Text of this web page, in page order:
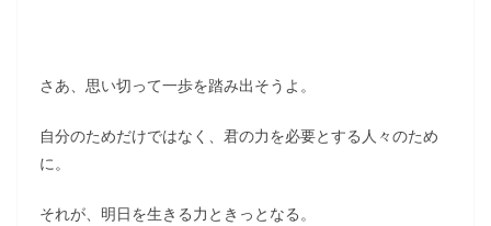
さあ、思い切って一歩を踏み出そうよ。
自分のためだけではなく、君の力を必要とする人々のため
に。
それが、明日を生きる力ときっとなる。